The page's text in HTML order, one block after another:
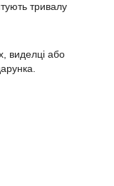
тривалу
виделці або